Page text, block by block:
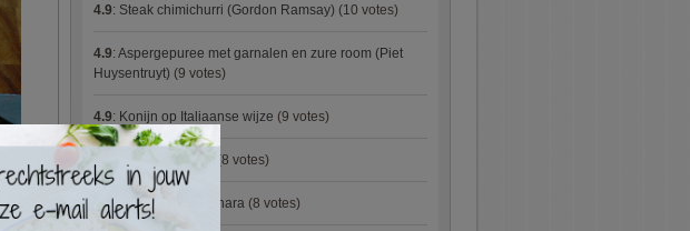
4.9: Steak chimichurri (Gordon Ramsay) (10 votes)
4.9: Aspergepuree met garnalen en zure room (Piet
Huysentruyt) (9 votes)
4.9: Konijn op Italiaanse wijze (9 votes)
(8 votes)
4.9:Courgette carbonara (8 votes)
×